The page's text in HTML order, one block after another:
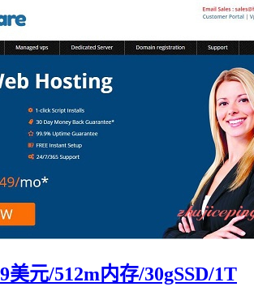
美元/512m内存/30gSSD/1T